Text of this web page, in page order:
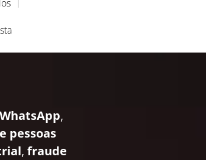
,
pessoas
, fraude